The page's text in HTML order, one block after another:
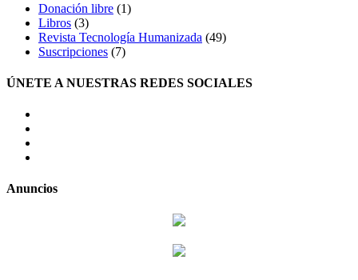
Donación libre (1)
Libros (3)
Revista Tecnología Humanizada (49)
Suscripciones (7)
ÚNETE A NUESTRAS REDES SOCIALES
Anuncios